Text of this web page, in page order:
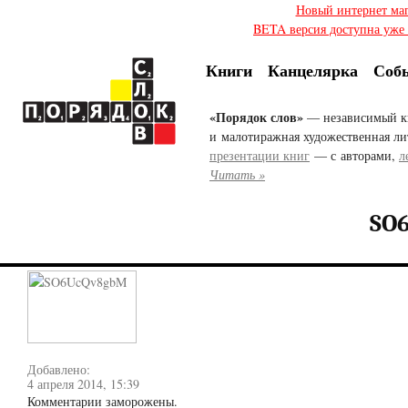
Новый интернет
BETA версия доступна
Книги Канцелярка
«Порядок слов» — независимый
и малотиражная художественная
презентации книг — с авторами,
Читать »
Добавлено:
4 апреля 2014, 15:39
Комментарии заморожены.